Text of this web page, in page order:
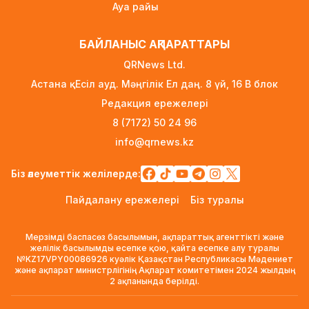
«Өзімізге де керек»: Трамп Украинаға қару
Алматыда ірі көлемде синтетикалық есірткі
тасымалдаған күдікті ұсталды
ERG-дегі мемлекеттің 40 пайыз үлесі
«Самұрық-Қазынаға» өтті
жалған билет сата бастаған
Қазақстанда алғаш рет жолаушы мінген
аэротакси көкке көтерілді
Ауа райы
БАЙЛАНЫС АҚПАРАТТАРЫ
QRNews Ltd.
Астана қ. Есіл ауд. Мәңгілік Ел даң. 8 үй, 16 B блок
Редакция ережелері
8 (7172) 50 24 96
info@qrnews.kz
Біз әлеуметтік желілерде:
Пайдалану ережелері Біз туралы
Мерзімді баспасөз басылымын, ақпараттық агенттікті және
желілік басылымды есепке қою, қайта есепке алу туралы
№KZ17VPY00086926 куәлік Қазақстан Республикасы Мәдениет
және ақпарат министрлігінің Ақпарат комитетімен 2024 жылдың
2 ақпанында берілді.